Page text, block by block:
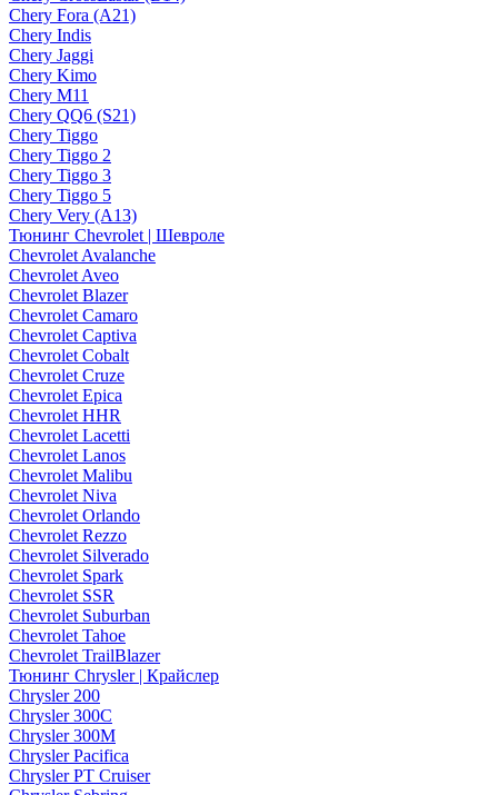
Chery Fora (A21)
Chery Indis
Chery Jaggi
Chery Kimo
Chery M11
Chery QQ6 (S21)
Chery Tiggo
Chery Tiggo 2
Chery Tiggo 3
Chery Tiggo 5
Chery Very (A13)
Тюнинг Chevrolet | Шевроле
Chevrolet Avalanche
Chevrolet Aveo
Chevrolet Blazer
Chevrolet Camaro
Chevrolet Captiva
Chevrolet Cobalt
Chevrolet Cruze
Chevrolet Epica
Chevrolet HHR
Chevrolet Lacetti
Chevrolet Lanos
Chevrolet Malibu
Chevrolet Niva
Chevrolet Orlando
Chevrolet Rezzo
Chevrolet Silverado
Chevrolet Spark
Chevrolet SSR
Chevrolet Suburban
Chevrolet Tahoe
Chevrolet TrailBlazer
Тюнинг Chrysler | Крайслер
Chrysler 200
Chrysler 300C
Chrysler 300M
Chrysler Pacifica
Chrysler PT Cruiser